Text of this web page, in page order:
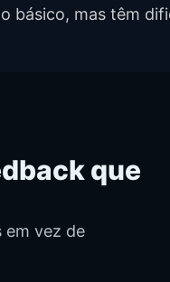
básico, mas têm
que
em vez de